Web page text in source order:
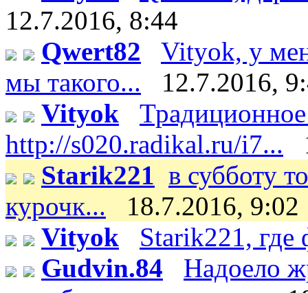
12.7.2016, 8:44
Qwert82
Vityok, у
мы такого...
12.7.2016,
Vityok
http://s020.radikal.ru/i7...
Starik221 в субботу
курочк...
18.7.2016, 9:02
Vityok
Starik221, где
Gudvin.84
Надоело